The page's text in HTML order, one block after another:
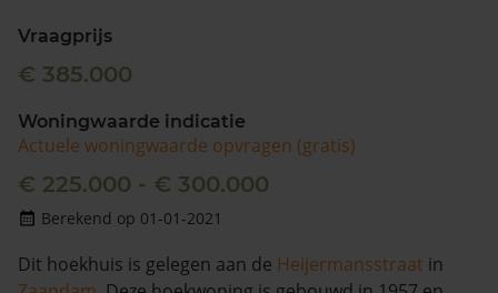
Vraagprijs
€ 385.000
Woningwaarde indicatie
Actuele woningwaarde opvragen (gratis)
€ 225.000 - € 300.000
Berekend op 01-01-2021
Dit hoekhuis is gelegen aan de Heijermansstraat in